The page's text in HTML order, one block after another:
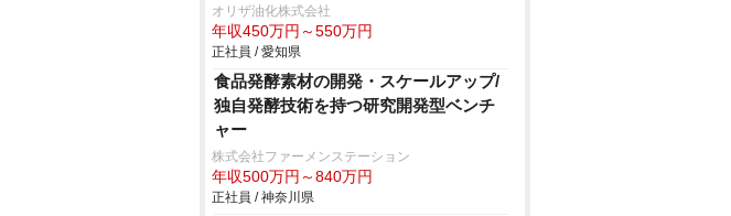
オリザ油化株式会社
年収450万円～550万円
正社員 / 愛知県
食品発酵素材の開発・スケールアップ/
独自発酵技術を持つ研究開発型ベンチ
ャー
株式会社ファーメンステーション
年収500万円～840万円
正社員 / 神奈川県